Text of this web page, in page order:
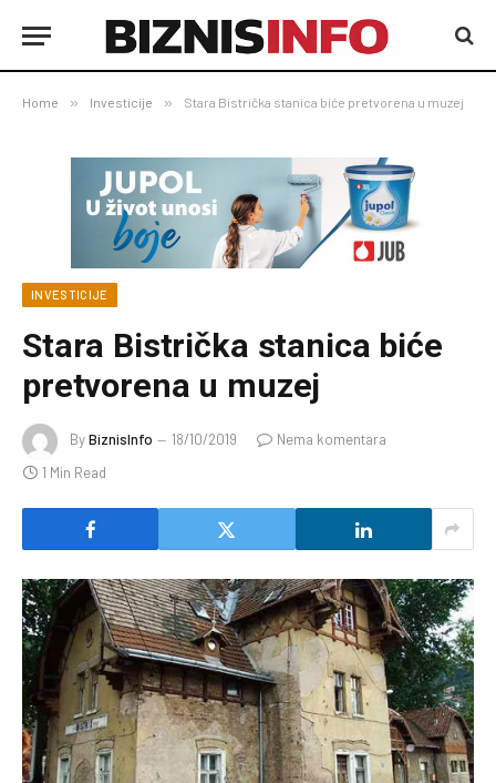
Home » Investicije » Stara Bistrička stanica biće pretvorena u muzej
INVESTICIJE
Stara Bistrička stanica biće
pretvorena u muzej
ByBiznisInfo 18/10/2019
Nema komentara
1 Min Read